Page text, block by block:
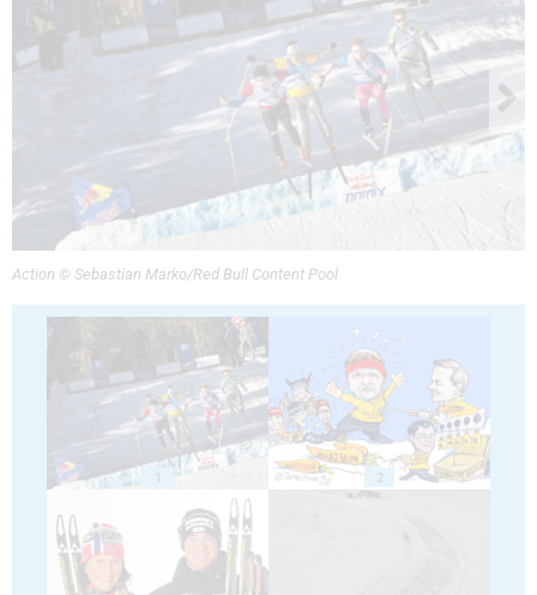
Action © Sebastian Marko/Red Bull Content Pool
1 2